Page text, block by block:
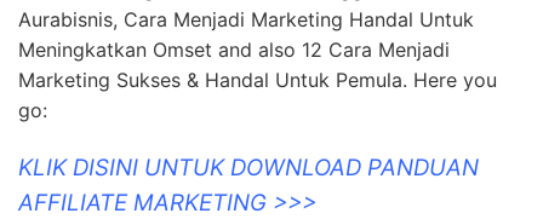
Aurabisnis, Cara Menjadi Marketing Handal Untuk
Meningkatkan Omset and also 12 Cara Menjadi
Marketing Sukses & Handal Untuk Pemula. Here you
go:
KLIK DISINI UNTUK DOWNLOAD PANDUAN
AFFILIATE MARKETING >>>